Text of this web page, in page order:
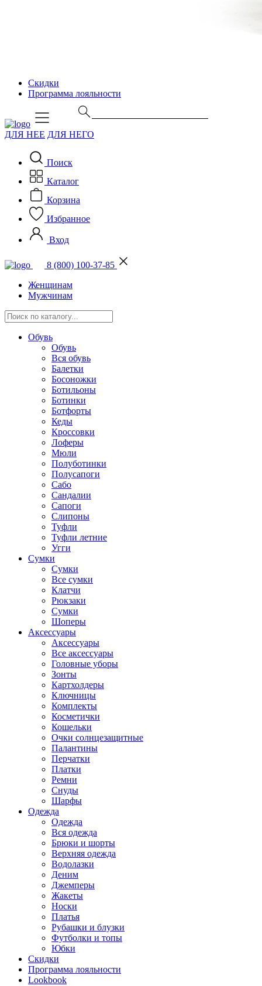
Скидки
Программа лояльности
ДЛЯ НЕЕ ДЛЯ НЕГО
Поиск
Каталог
Корзина
Избранное
Вход
8 (800) 100-37-85
Женщинам
Мужчинам
Обувь
Обувь
Вся обувь
Балетки
Босоножки
Ботильоны
Ботинки
Ботфорты
Кеды
Кроссовки
Лоферы
Мюли
Полуботинки
Полусапоги
Сабо
Сандалии
Сапоги
Слипоны
Туфли
Туфли летние
Угги
Сумки
Сумки
Все сумки
Клатчи
Рюкзаки
Сумки
Шоперы
Аксессуары
Аксессуары
Все аксессуары
Головные уборы
Зонты
Картхолдеры
Ключницы
Комплекты
Косметички
Кошельки
Очки солнцезащитные
Палантины
Перчатки
Платки
Ремни
Снуды
Шарфы
Одежда
Одежда
Вся одежда
Брюки и шорты
Верхняя одежда
Водолазки
Деним
Джемперы
Жакеты
Носки
Платья
Рубашки и блузки
Футболки и топы
Юбки
Скидки
Программа лояльности
Lookbook